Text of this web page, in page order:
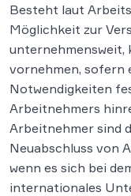
Besteht laut
Möglichkeit zur
unternehmensweit,
vornehmen, sofern
Notwendigkeiten
Arbeitnehmers
Arbeitnehmer sind
Neuabschluss von
wenn es sich bei
internationales